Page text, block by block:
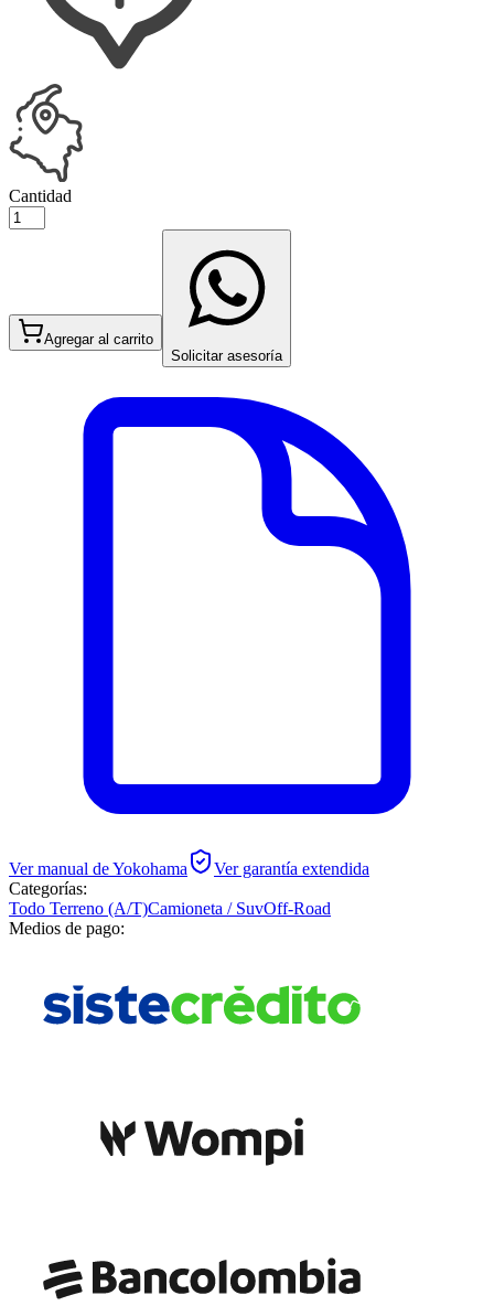
Cantidad
Agregar al carrito
Solicitar asesoría
Ver manual deYokohama
Ver garantía extendida
Categorías:
Todo Terreno (A/T)Camioneta / SuvOff-Road
Medios de pago: